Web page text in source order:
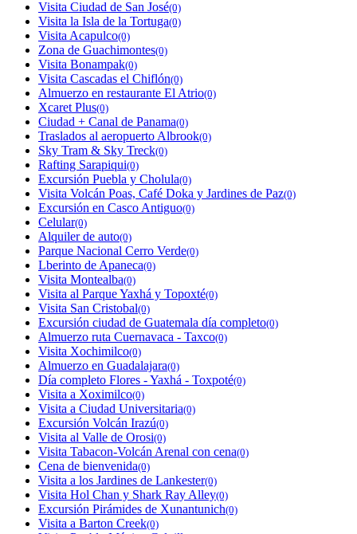
Visita Ciudad de San José(0)
Visita la Isla de la Tortuga(0)
Visita Acapulco(0)
Zona de Guachimontes(0)
Visita Bonampak(0)
Visita Cascadas el Chiflón(0)
Almuerzo en restaurante El Atrio(0)
Xcaret Plus(0)
Ciudad + Canal de Panama(0)
Traslados al aeropuerto Albrook(0)
Sky Tram & Sky Treck(0)
Rafting Sarapiqui(0)
Excursión Puebla y Cholula(0)
Visita Volcán Poas, Café Doka y Jardines de Paz(0)
Excursión en Casco Antiguo(0)
Celular(0)
Alquiler de auto(0)
Parque Nacional Cerro Verde(0)
Lberinto de Apaneca(0)
Visita Montealba(0)
Visita al Parque Yaxhá y Topoxté(0)
Visita San Cristobal(0)
Excursión ciudad de Guatemala día completo(0)
Almuerzo ruta Cuernavaca - Taxco(0)
Visita Xochimilco(0)
Almuerzo en Guadalajara(0)
Día completo Flores - Yaxhá - Toxpoté(0)
Visita a Xoximilco(0)
Visita a Ciudad Universitaria(0)
Excursión Volcán Irazú(0)
Visita al Valle de Orosi(0)
Visita Tabacon-Volcán Arenal con cena(0)
Cena de bienvenida(0)
Visita a los Jardines de Lankester(0)
Visita Hol Chan y Shark Ray Alley(0)
Excursión Pirámides de Xunantunich(0)
Visita a Barton Creek(0)